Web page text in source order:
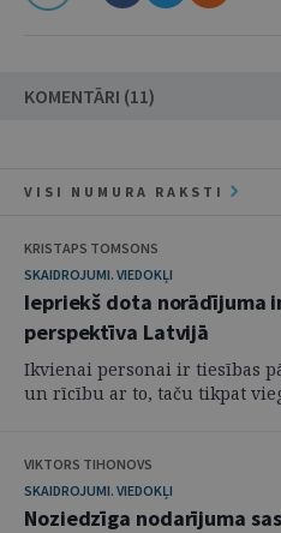
KOMENTĀRI (11)
VISI NUMURA RAKSTI
KRISTAPS TOMSONS
SKAIDROJUMI. VIEDOKĻI
Iepriekš dota norādījuma
perspektīva Latvijā
Ikvienai personai ir tiesības
un rīcību ar to, taču tikpat
VIKTORS TIHONOVS
SKAIDROJUMI. VIEDOKĻI
Noziedzīga nodarījuma